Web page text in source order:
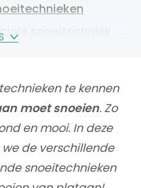
snoeitechniek
plataan
te kennen
moet snoeien. Zo
en mooi. In deze
de verschillende
snoeitechnieken